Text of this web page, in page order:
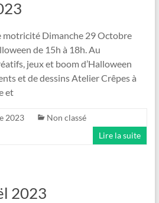
motricité Dimanche 29 Octobre
de 15h à 18h. Au
jeux et boom d’Halloween
et de dessins Atelier Crêpes à
et
2023
Non classé
Lire la suite
2023